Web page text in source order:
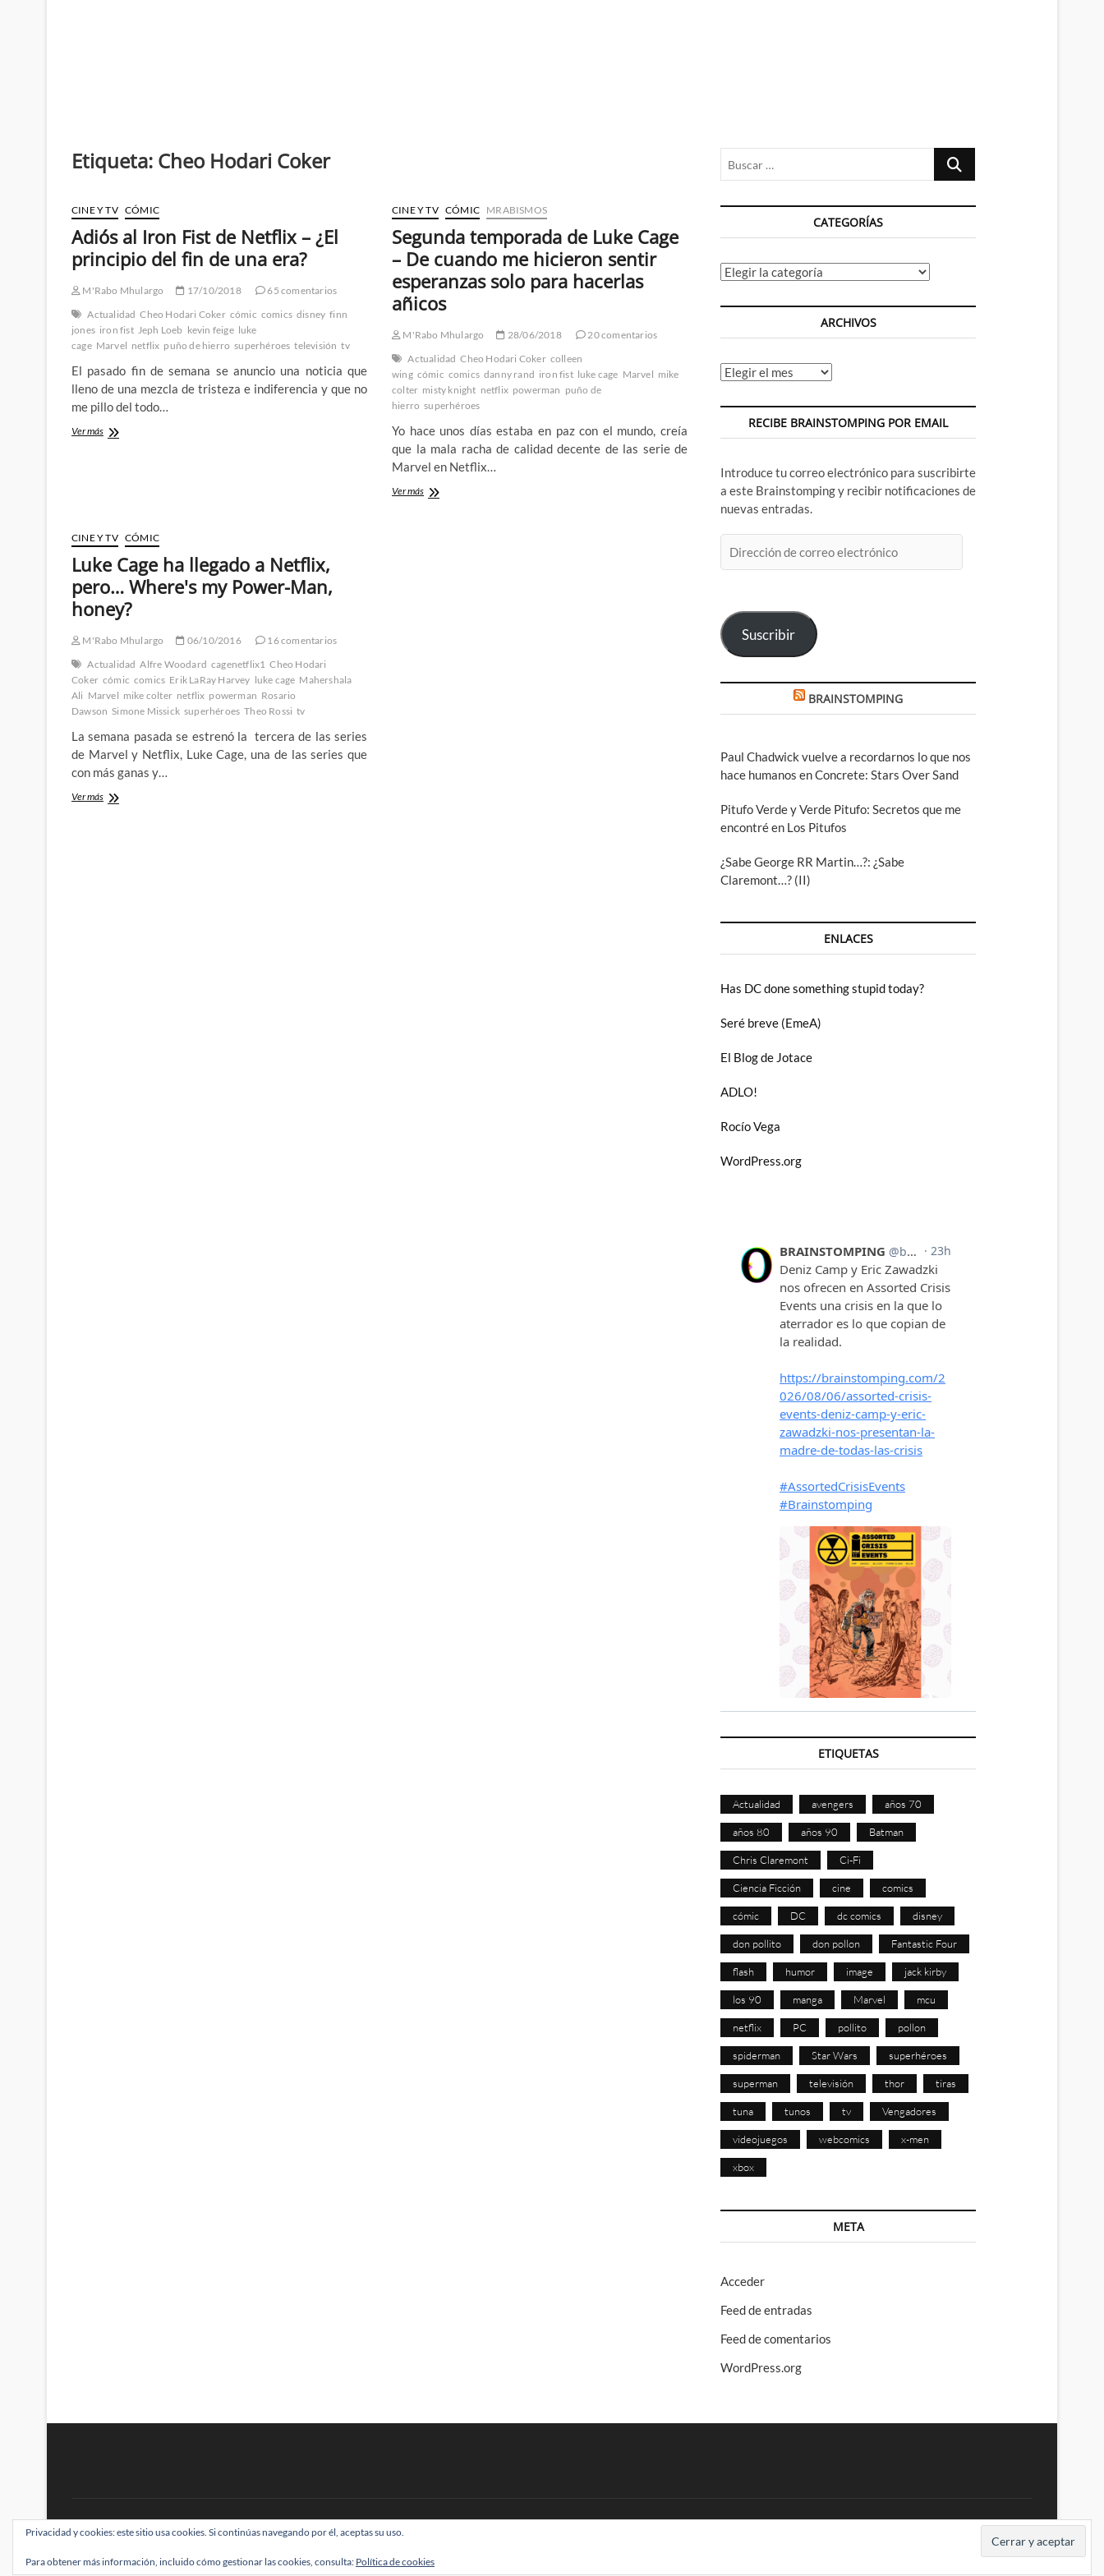
Etiqueta: Cheo Hodari Coker
CINE Y TV CÓMIC
Adiós al Iron Fist de Netflix – ¿El
principio del fin de una era?
M'Rabo Mhulargo 17/10/2018
65 comentarios
Actualidad Cheo Hodari Coker cómic comics disney finn
jones iron fist Jeph Loeb kevin feige luke
cage Marvel netflix puño de hierro superhéroes televisión tv
El pasado fin de semana se anuncio una noticia que
lleno de una mezcla de tristeza e indiferencia y que no
me pillo del todo…
Ver másAdiós
¿El
principio
del
de
una
era?
CINE Y TV CÓMIC MRABISMOS
Segunda temporada de Luke Cage
– De cuando me hicieron sentir
esperanzas solo para hacerlas
añicos
M'Rabo Mhulargo 28/06/2018
20 comentarios
Actualidad Cheo Hodari Coker colleen
wing cómic comics danny rand iron fist luke cage Marvel mike
colter misty knight netflix powerman puño de
hierro superhéroes
Yo hace unos días estaba en paz con el mundo, creía
que la mala racha de calidad decente de las serie de
Marvel en Netflix…
Ver másSegunda
CINE Y TV CÓMIC
Luke Cage ha llegado a Netflix,
pero… Where's my Power-Man,
honey?
M'Rabo Mhulargo 06/10/2016
16 comentarios
Actualidad Alfre Woodard cagenetflix1 Cheo Hodari
Coker cómic comics Erik LaRay Harvey luke cage Mahershala
Ali Marvel mike colter netflix powerman Rosario
Dawson Simone Missick superhéroes Theo Rossi tv
La semana pasada se estrenó la tercera de las series
de Marvel y Netflix, Luke Cage, una de las series que
con más ganas y…
Ver másLuke
Buscar
CATEGORÍAS
Categorías
ARCHIVOS
Archivos
RECIBE BRAINSTOMPING POR EMAIL
Introduce tu correo electrónico para suscribirte
a este Brainstomping y recibir notificaciones de
nuevas entradas.
de
Suscribir
BRAINSTOMPING
Paul Chadwick vuelve a recordarnos lo que nos
hace humanos en Concrete: Stars Over Sand
Pitufo Verde y Verde Pitufo: Secretos que me
encontré en Los Pitufos
¿Sabe George RR Martin…?: ¿Sabe
Claremont…? (II)
ENLACES
Has DC done something stupid today?
Seré breve (EmeA)
El Blog de Jotace
ADLO!
Rocío Vega
WordPress.org
ETIQUETAS
Actualidad avengers años 70
años 80 años 90 Batman
Chris Claremont Ci-Fi
Ciencia Ficción cine comics
cómic DC dc comics disney
don pollito don pollon Fantastic Four
flash humor image jack kirby
los 90 manga Marvel mcu
netflix PC pollito pollon
spiderman Star Wars superhéroes
superman televisión thor tiras
tuna tunos tv Vengadores
videojuegos webcomics x-men
xbox
META
Acceder
Feed de entradas
Feed de comentarios
WordPress.org
BRAINSTOMPING| Diseñado por:Theme Freesia|WordPress| © Todos los derechos reservados
Privacidad y cookies: este sitio usa cookies. Si continúas navegando por él, aceptas su uso.
Para obtener más información, incluido cómo gestionar las cookies, consulta: Política de cookies